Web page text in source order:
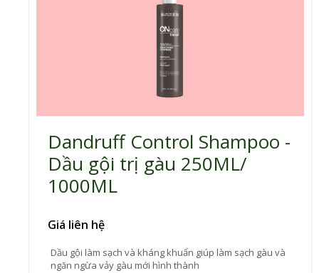
Dandruff Control Shampoo -
Dầu gội trị gàu 250ML/
1000ML
Giá liên hệ
Dầu gội làm sạch và kháng khuẩn giúp làm sạch gàu và
ngăn ngừa vảy gàu mới hình thành